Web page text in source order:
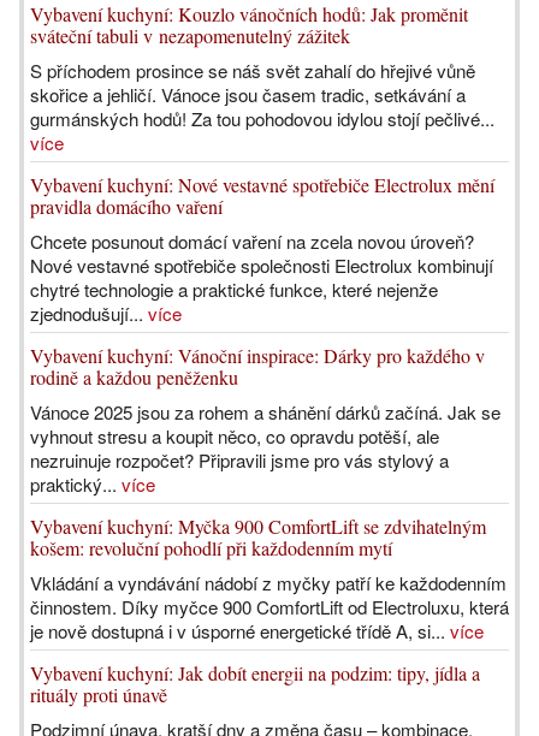
Vybavení kuchyní: Kouzlo vánočních hodů: Jak proměnit
sváteční tabuli v nezapomenutelný zážitek
S příchodem prosince se náš svět zahalí do hřejivé vůně
skořice a jehličí. Vánoce jsou časem tradic, setkávání a
gurmánských hodů! Za tou pohodovou idylou stojí pečlivé...
více
Vybavení kuchyní: Nové vestavné spotřebiče Electrolux mění
pravidla domácího vaření
Chcete posunout domácí vaření na zcela novou úroveň?
Nové vestavné spotřebiče společnosti Electrolux kombinují
chytré technologie a praktické funkce, které nejenže
zjednodušují... více
Vybavení kuchyní: Vánoční inspirace: Dárky pro každého v
rodině a každou peněženku
Vánoce 2025 jsou za rohem a shánění dárků začíná. Jak se
vyhnout stresu a koupit něco, co opravdu potěší, ale
nezruinuje rozpočet? Připravili jsme pro vás stylový a
praktický... více
Vybavení kuchyní: Myčka 900 ComfortLift se zdvihatelným
košem: revoluční pohodlí při každodenním mytí
Vkládání a vyndávání nádobí z myčky patří ke každodenním
činnostem. Díky myčce 900 ComfortLift od Electroluxu, která
je nově dostupná i v úsporné energetické třídě A, si... více
Vybavení kuchyní: Jak dobít energii na podzim: tipy, jídla a
rituály proti únavě
Podzimní únava, kratší dny a změna času – kombinace,